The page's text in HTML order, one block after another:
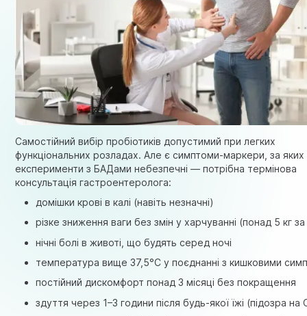
Самостійний вибір пробіотиків допустимий при легких
функціональних розладах. Але є симптоми-маркери, за яких
експерименти з БАДами небезпечні — потрібна термінова
консультація гастроентеролога:
домішки крові в калі (навіть незначні)
різке зниження ваги без змін у харчуванні (понад 5 кг
нічні болі в животі, що будять серед ночі
температура вище 37,5°C у поєднанні з кишковими
постійний дискомфорт понад 3 місяці без покращення
здуття через 1–3 години після будь-якої їжі (підозра